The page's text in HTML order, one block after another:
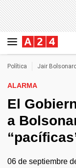
Política Jair
ALARMA
El
a
06 de septiembre